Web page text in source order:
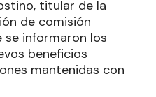
titular de la
de comisión
informaron los
beneficios
mantenidas con